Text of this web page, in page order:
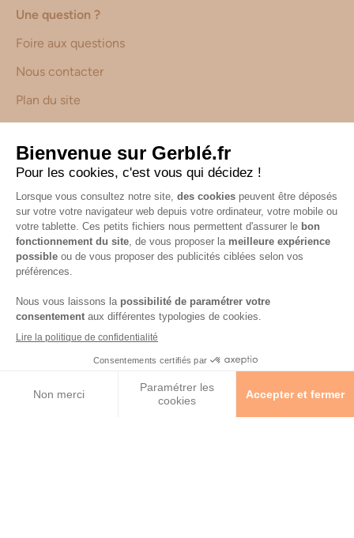
Une question ?
Foire aux questions
Nous contacter
Plan du site
Déclaration d’accessibilité
Gerblé x Stade Toulousain
Le guide du sans gluten
Calcul Sugarscore
Suivez-nous sur les réseaux !